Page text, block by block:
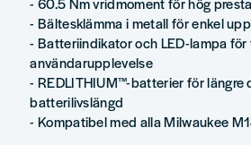
- Bältesklämma i metall för enkel
- Batteriindikator och LED-lampa
användarupplevelse
- REDLITHIUM™-batterier för
batterilivslängd
- Kompatibel med alla Milwaukee